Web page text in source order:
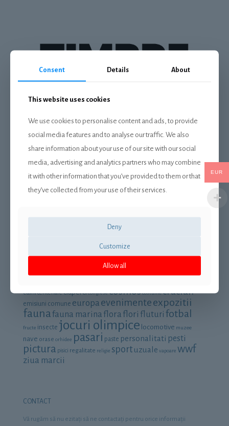
DESPRE NOI
Livrare
Retrage-te din contract
aniversari
cainicentenareciupercicongresecosmoscostumecraciun
emisiuni comune europa evenimenteexpozitii
faunafauna marina flora flori fluturi fotbal
fructe insecte jocuri olimpice locomotive muzee
nave orase orhidee pasari paste personalitati pesti
pictura pisici regalitate religie sport uzuale vapoare wwf
ziua marcii
CONTACT
Vă rugăm să nu ezitaţi să ne contactaţi pentru orice informaţii
EUR
Consent Details About
This website uses cookies
We use cookies to personalise content and ads, to provide
social media features and to analyse our traffic. We also
share information about your use of our site with our social
media, advertising and analytics partners who may combine
it with other information that you’ve provided to them or that
they’ve collected from your use of their services.
Deny
Customize
Allow all